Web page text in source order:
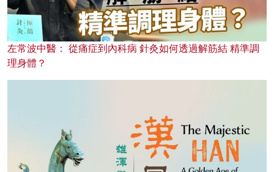
左常波中醫： 從痛症到內科病 針灸如何透過解筋結 精準調
理身體？